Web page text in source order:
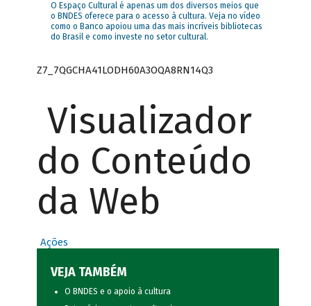
O Espaço Cultural é apenas um dos diversos meios que
o BNDES oferece para o acesso à cultura. Veja no vídeo
como o Banco apoiou uma das mais incríveis bibliotecas
do Brasil e como investe no setor cultural.
Z7_7QGCHA41LODH60A3OQA8RN14Q3
Visualizador
do Conteúdo
da Web
Ações
VEJA TAMBÉM
O BNDES e o apoio à cultura